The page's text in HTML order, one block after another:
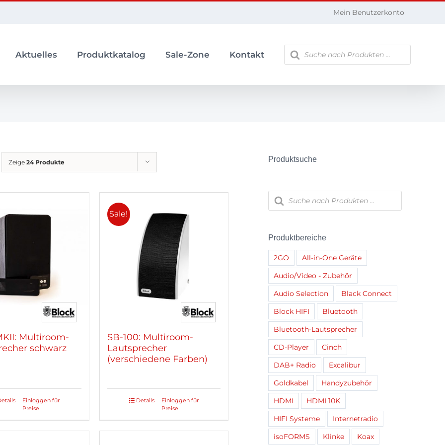
Mein Benutzerkonto
Aktuelles Produktkatalog Sale-Zone Kontakt
Products
search
Zeige 24 Produkte
Multiroom-
schwarz
Einloggen für
Preise
Sale!
SB-100: Multiroom-
Lautsprecher
(verschiedene Farben)
Dieses
Einloggen für
Preise
Details
Produktsuche
Products
search
Produktbereiche
2GO
All-in-One Geräte
Audio/Video - Zubehör
Audio Selection
Black Connect
Block HIFI
Bluetooth
Bluetooth-Lautsprecher
CD-Player
Cinch
DAB+ Radio
Excalibur
Goldkabel
Handyzubehör
HDMI
HDMI 10K
HIFI Systeme
Internetradio
isoFORMS
Klinke
Koax